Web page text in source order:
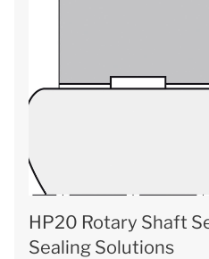
HP20 Rotary Shaft
Sealing Solutions